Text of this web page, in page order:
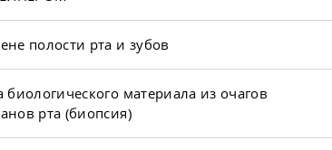
полости рта и зубов
биологического материала из очагов
рта (биопсия)